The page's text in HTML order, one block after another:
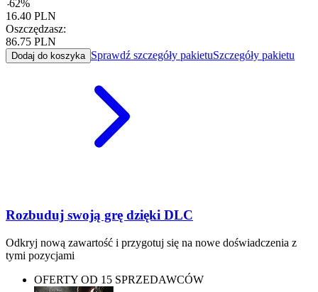
-62%
16.40 PLN
Oszczędzasz:
86.75 PLN
Dodaj do koszyka Sprawdź szczegóły pakietuSzczegóły pakietu
Rozbuduj swoją grę dzięki DLC
Odkryj nową zawartość i przygotuj się na nowe doświadczenia z
tymi pozycjami
OFERTY OD 15 SPRZEDAWCÓW